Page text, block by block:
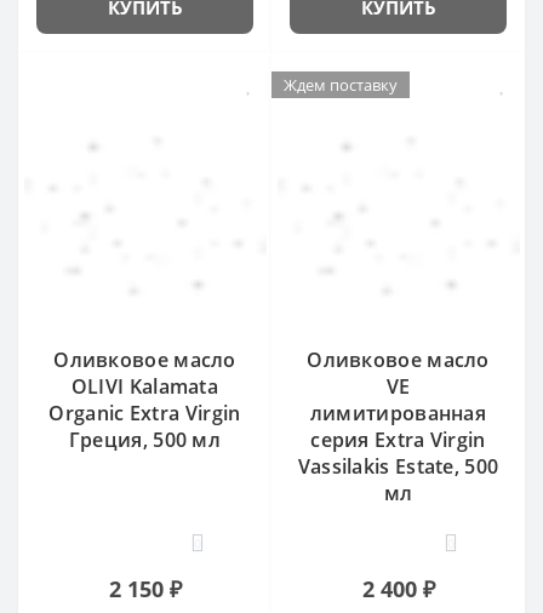
КУПИТЬ КУПИТЬ
Оливковое масло
OLIVI Kalamata
Organic Extra Virgin
Греция, 500 мл
2 150 ₽
Ждем поставку
Оливковое масло
VE
лимитированная
серия Extra Virgin
Vassilakis Estate, 500
мл
2 400 ₽